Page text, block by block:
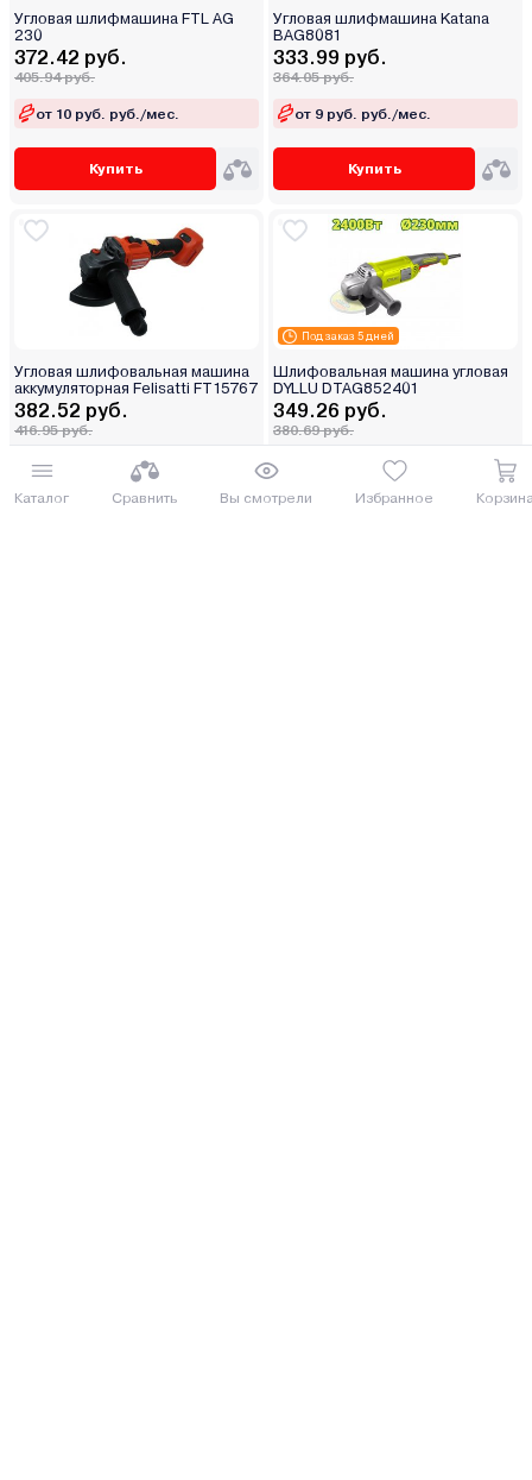
Каталог Сравнить Вы смотрели Избранное
Угловая шлифмашина FTL AG
230
372.42 руб.
405.94 руб.
от 10 руб. руб./мес.
Купить
Угловая шлифмашина Katana
BAG8081
333.99 руб.
364.05 руб.
от 9 руб. руб./мес.
Купить
Угловая шлифовальная машина
аккумуляторная Felisatti FT15767
382.52 руб.
416.95 руб.
от 10 руб. руб./мес.
Под заказ 5 дней
Шлифовальная машина угловая
DYLLU DTAG852401
349.26 руб.
380.69 руб.
от 9 руб. руб./мес.